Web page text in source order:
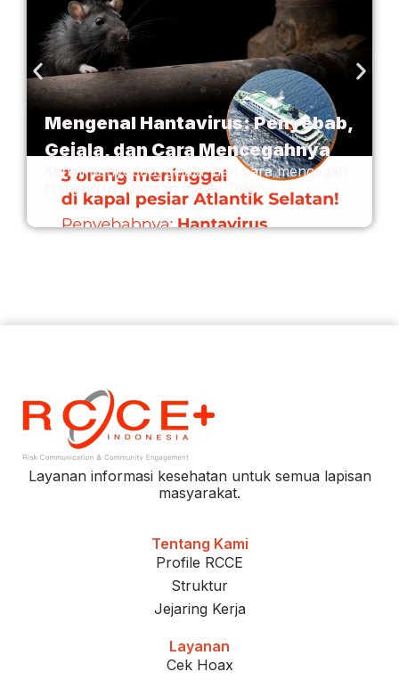
Mengenal Hantavirus: Penyebab,
Gejala, dan Cara Mencegahnya
Kenali penyebab, gejala, dan cara mencegah
Hantavirus. Jangan panik. Tetap. . .
Layanan informasi kesehatan untuk semua lapisan
masyarakat.
Tentang Kami
Profile RCCE
Struktur
Jejaring Kerja
Layanan
Cek Hoax